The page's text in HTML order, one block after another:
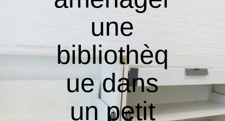
une
bibliothèq
ue dans
un petit